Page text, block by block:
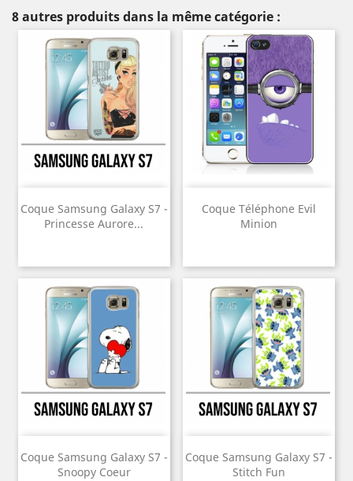
8 autres produits dans la même catégorie :
Coque Samsung Galaxy S7 -
Princesse Aurore...
Coque Téléphone Evil
Minion
Coque Samsung Galaxy S7 -
Snoopy Coeur
Coque Samsung Galaxy S7 -
Stitch Fun